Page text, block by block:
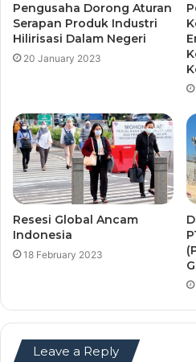
Pengusaha Dorong Aturan
Serapan Produk Industri
Hilirisasi Dalam Negeri
20 January 2023
Resesi Global Ancam
Indonesia
18 February 2023
Leave a Reply